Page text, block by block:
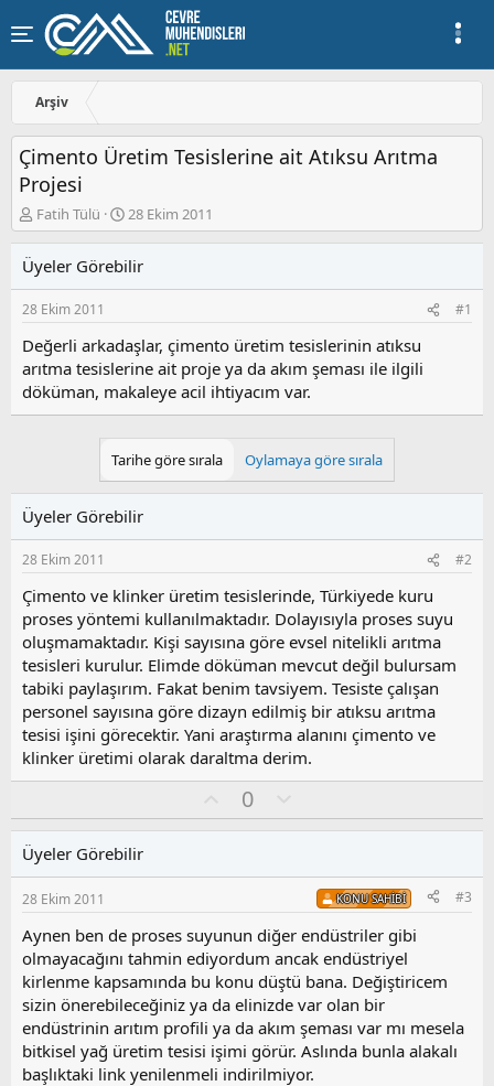
Arşiv
Çimento Üretim Tesislerine ait Atıksu Arıtma
Projesi
K
o
u
y
u
a
ş
l
a
Fatih Tülü
B
a
l
a
ı
ç
t
a
h
i
28 Ekim 2011
Üyeler Görebilir
28 Ekim 2011 #1
Değerli arkadaşlar, çimento üretim tesislerinin atıksu
arıtma tesislerine ait proje ya da akım şeması ile ilgili
döküman, makaleye acil ihtiyacım var.
Tarihe göre sırala Oylamaya göre sırala
Üyeler Görebilir
28 Ekim 2011 #2
Çimento ve klinker üretim tesislerinde, Türkiyede kuru
proses yöntemi kullanılmaktadır. Dolayısıyla proses suyu
oluşmamaktadır. Kişi sayısına göre evsel nitelikli arıtma
tesisleri kurulur. Elimde döküman mevcut değil bulursam
tabiki paylaşırım. Fakat benim tavsiyem. Tesiste çalışan
personel sayısına göre dizayn edilmiş bir atıksu arıtma
tesisi işini görecektir. Yani araştırma alanını çimento ve
klinker üretimi olarak daraltma derim.
y
0
l
s
u
z
o
y
l
a
Üyeler Görebilir
28 Ekim 2011 KONU SAHIBI #3
Aynen ben de proses suyunun diğer endüstriler gibi
olmayacağını tahmin ediyordum ancak endüstriyel
kirlenme kapsamında bu konu düştü bana. Değiştiricem
sizin önerebileceğiniz ya da elinizde var olan bir
endüstrinin arıtım profili ya da akım şeması var mı mesela
bitkisel yağ üretim tesisi işimi görür. Aslında bunla alakalı
başlıktaki link yenilenmeli indirilmiyor.